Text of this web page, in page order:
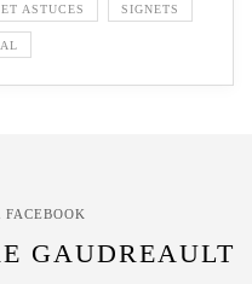
ASTUCES SIGNETS
GAUDREAULT